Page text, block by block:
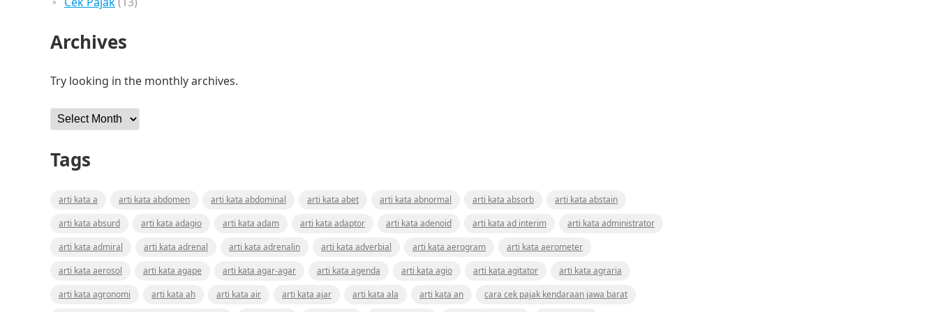
Archives
Try looking in the monthly archives.
Archives
Tags
arti kata a arti kata abdomen arti kata abdominal arti kata abet arti kata abnormal arti kata absorb
arti kata abstain
arti kata absurd
arti kata adagio arti kata adam arti kata adaptor arti kata adenoid arti kata ad interim
arti kata administrator
arti kata admiral
arti kata adrenal arti kata adrenalin arti kata adverbial arti kata aerogram
arti kata aerometer
arti kata aerosol
arti kata agape arti kata agar-agar arti kata agenda arti kata agio arti kata agitator
arti kata agraria
arti kata agronomi
arti kata ah arti kata air arti kata ajar arti kata ala arti kata an
cara cek pajak kendaraan jawa barat